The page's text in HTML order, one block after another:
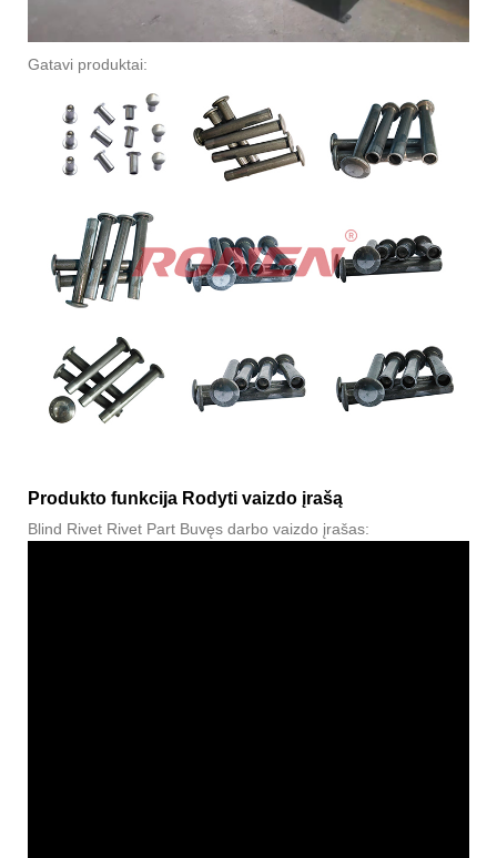
Gatavi produktai:
Produkto funkcija Rodyti vaizdo įrašą
Blind Rivet Rivet Part Buvęs darbo vaizdo įrašas: